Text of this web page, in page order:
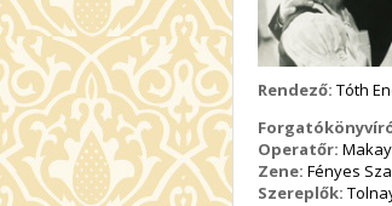
Rendező: Tóth
Operatőr:
Zene: Fényes
Szereplők: